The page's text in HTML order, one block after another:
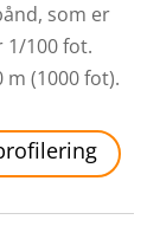
som er
1/100 fot.
(1000 fot).